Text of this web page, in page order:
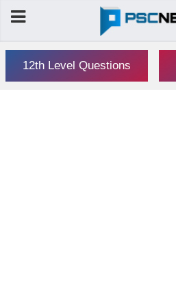
12th Level Questions